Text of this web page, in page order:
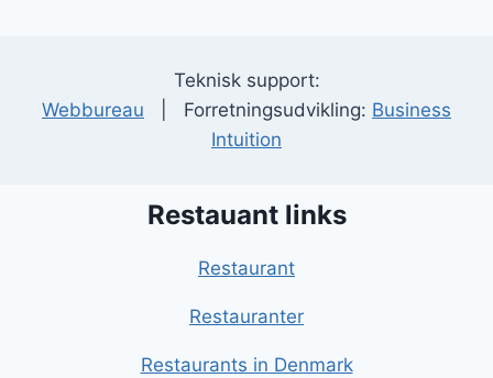
Teknisk support:
Webbureau | Forretningsudvikling: Business
Intuition
Restauant links
Restaurant
Restauranter
Restaurants in Denmark